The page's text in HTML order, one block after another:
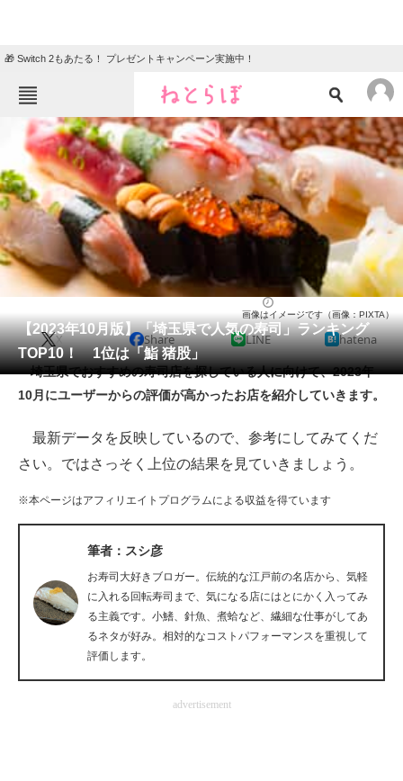
🎁 Switch 2もあたる！ プレゼントキャンペーン実施中！
ねとらぼメニュー
TOP ニュース
エンタメ クイズ
グルメ 地域
住まい
動物 リサーチ
会員記事
メディア
注目記事を集めた総合ページ
ITの今と未来を見通す
好きが集まる 比べて選べる
ビジネスと働き方のヒント
AI活用のいまが分かる
経営リーダーのコミュニティ
【2023年10月版】「埼玉県で人気の寿司」ランキング
TOP10！ 1位は「鮨 猪股」
画像はイメージです（画像：PIXTA）
X Share LINE hatena
埼玉県でおすすめの寿司店を探している人に向けて、2023年
10月にユーザーからの評価が高かったお店を紹介していきます。
最新データを反映しているので、参考にしてみてくだ
さい。ではさっそく上位の結果を見ていきましょう。
※本ページはアフィリエイトプログラムによる収益を得ています
筆者：スシ彦
お寿司大好きブロガー。伝統的な江戸前の名店から、気軽
に入れる回転寿司まで、気になる店にはとにかく入ってみ
る主義です。小鰭、針魚、煮蛤など、繊細な仕事がしてあ
るネタが好み。相対的なコストパフォーマンスを重視して
評価します。
advertisement